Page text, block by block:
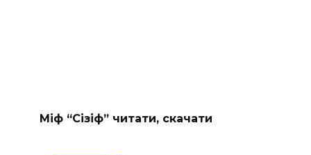
Міф “Сізіф” читати, скачати